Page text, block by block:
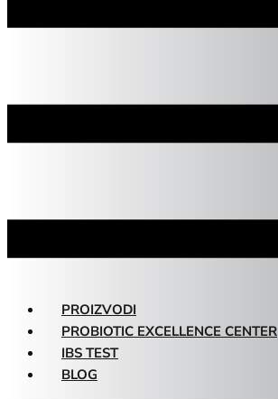
PROIZVODI
PROBIOTIC EXCELLENCE CENTER
IBS TEST
BLOG